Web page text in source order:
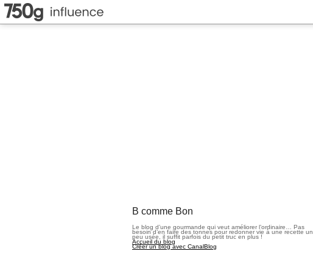
B comme Bon
Le blog d’une gourmande qui veut améliorer l’ordinaire… Pas
besoin d’en faire des tonnes pour redonner vie à une recette un
peu usée, il suffit parfois du petit truc en plus !
Accueil du blog
Créer un blog avec CanalBlog